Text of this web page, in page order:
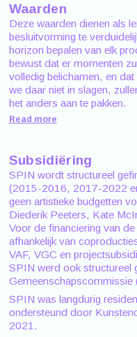
Waarden
Deze waarden dienen als
besluitvorming te
horizon bepalen van elk
bewust dat er momenten
volledig belichamen, en
we daar niet in slagen,
het anders aan te pakken.
Read more
Subsidiëring
SPIN wordt structureel
(2015-2016, 2017-2022
geen artistieke budgetten
Diederik Peeters, Kate
Voor de financiering van
afhankelijk van
VAF, VGC en
SPIN werd ook structureel
Gemeenschapscommissie
SPIN was langdurig
ondersteund door
2021.